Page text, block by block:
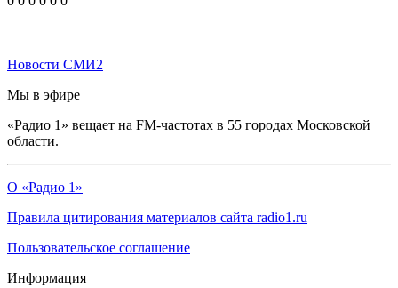
Новости СМИ2
Мы в эфире
«Радио 1» вещает на FM-частотах в 55 городах Московской
области.
О «Радио 1»
Правила цитирования материалов сайта radio1.ru
Пользовательское соглашение
Информация